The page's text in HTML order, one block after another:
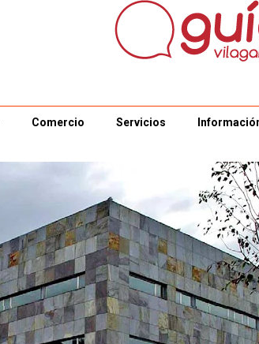
Comercio Servicios